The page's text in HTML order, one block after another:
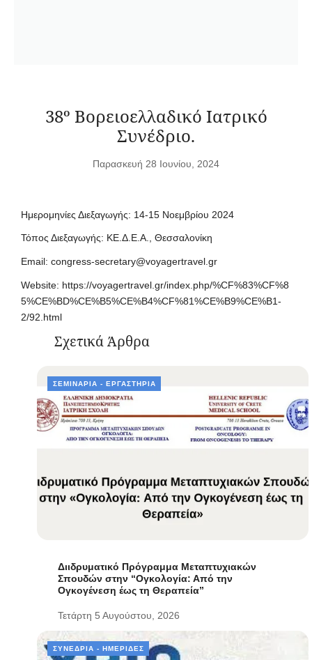
38º Βορειοελλαδικό Ιατρικό
Συνέδριο.
Παρασκευή 28 Ιουνίου, 2024
Ημερομηνίες Διεξαγωγής: 14-15 Νοεμβρίου 2024
Τόπος Διεξαγωγής: ΚΕ.Δ.Ε.Α., Θεσσαλονίκη
Email: congress-secretary@voyagertravel.gr
Website: https://voyagertravel.gr/index.php/%CF%83%CF%8
5%CE%BD%CE%B5%CE%B4%CF%81%CE%B9%CE%B1-
2/92.html
Σχετικά Άρθρα
ΣΕΜΙΝΆΡΙΑ - ΕΡΓΑΣΤΉΡΙΑ
Διιδρυματικό Πρόγραμμα Μεταπτυχιακών
Σπουδών στην “Ογκολογία: Από την
Ογκογένεση έως τη Θεραπεία”
Τετάρτη 5 Αυγούστου, 2026
ΣΥΝΈΔΡΙΑ - ΗΜΕΡΊΔΕΣ